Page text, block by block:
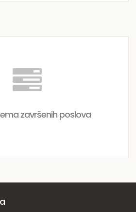
završenih poslova